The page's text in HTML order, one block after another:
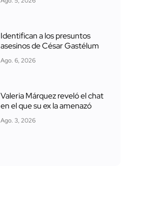
Identifican a los presuntos
asesinos de César Gastélum
Ago. 6, 2026
Valeria Márquez reveló el chat
en el que su ex la amenazó
Ago. 3, 2026